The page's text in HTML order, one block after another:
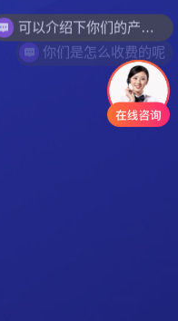
你们是怎么收费的呢